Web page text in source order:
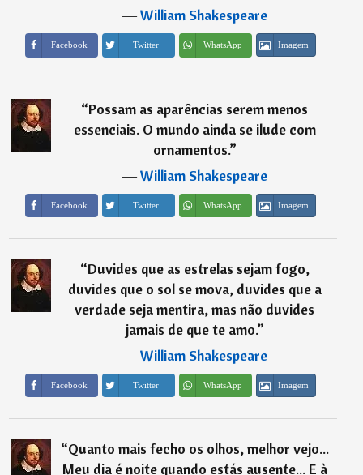
―William Shakespeare
Facebook Twitter WhatsApp Imagem
“Possam as aparências serem menos
essenciais. O mundo ainda se ilude com
ornamentos.”
―William Shakespeare
Facebook Twitter WhatsApp Imagem
“Duvides que as estrelas sejam fogo,
duvides que o sol se mova, duvides que a
verdade seja mentira, mas não duvides
jamais de que te amo.”
―William Shakespeare
Facebook Twitter WhatsApp Imagem
“Quanto mais fecho os olhos, melhor vejo...
Meu dia é noite quando estás ausente... E à